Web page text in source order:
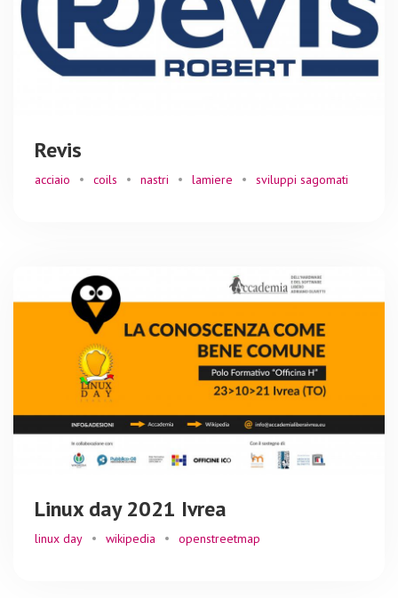
Revis
acciaio coils nastri lamiere sviluppi sagomati
Linux day 2021 Ivrea
linux day wikipedia openstreetmap